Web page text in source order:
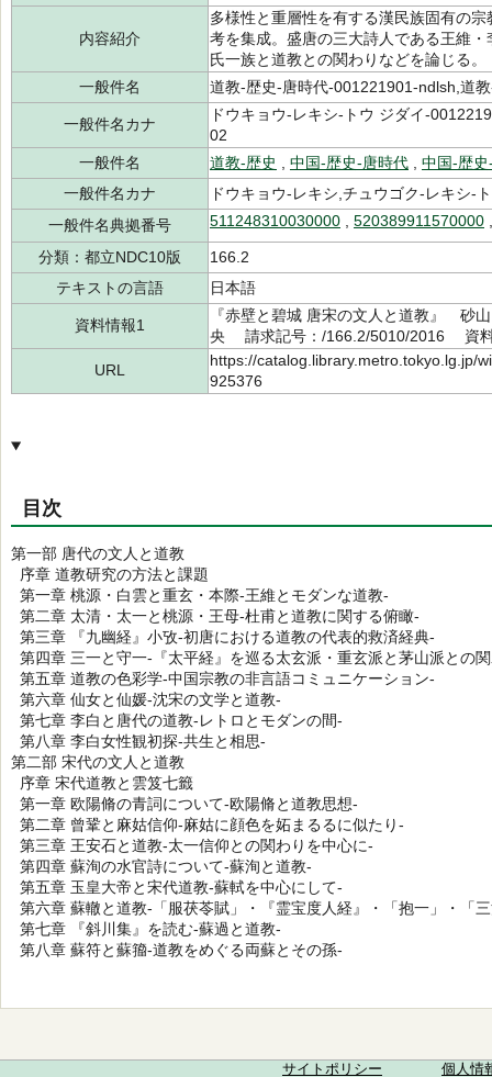
内容紹介
多様性と重層性を有する漢民族固有の
考を集成。盛唐の三大詩人である王維
氏一族と道教との関わりなどを論じる。
一般件名
道教-歴史-唐時代-001221901-ndlsh,道
一般件名カナ
ドウキョウ-レキシ-トウ ジダイ-
02
一般件名
道教-歴史 中国-歴史-唐時代
中国-歴
一般件名カナ
ドウキョウ-レキシ,チュウゴク-レキシ-
一般件名典拠番号
511248310030000 520389911570000
分類：都立NDC10版
166.2
テキストの言語
日本語
資料情報1
『赤壁と碧城 唐宋の文人と道教』
央 請求記号：/166.2/5010/2016 資料
URL
https://catalog.library.metro.tokyo.lg.jp/
925376
目次
第一部 唐代の文人と道教
序章 道教研究の方法と課題
第一章 桃源・白雲と重玄・本際-王維とモダンな道教-
第二章 太清・太一と桃源・王母-杜甫と道教に関する俯瞰-
第三章 『九幽経』小攷-初唐における道教の代表的救済経典-
第四章 三一と守一-『太平経』を巡る太玄派・重玄派と茅山派との
第五章 道教の色彩学-中国宗教の非言語コミュニケーション-
第六章 仙女と仙媛-沈宋の文学と道教-
第七章 李白と唐代の道教-レトロとモダンの間-
第八章 李白女性観初探-共生と相思-
第二部 宋代の文人と道教
序章 宋代道教と雲笈七籤
第一章 欧陽脩の青詞について-欧陽脩と道教思想-
第二章 曾鞏と麻姑信仰-麻姑に顔色を妬まるるに似たり-
第三章 王安石と道教-太一信仰との関わりを中心に-
第四章 蘇洵の水官詩について-蘇洵と道教-
第五章 玉皇大帝と宋代道教-蘇軾を中心にして-
第六章 蘇轍と道教-「服茯苓賦」・『霊宝度人経』・「抱一」・「
第七章 『斜川集』を読む-蘇過と道教-
第八章 蘇符と蘇籀-道教をめぐる両蘇とその孫-
サイトポリシー 個人情